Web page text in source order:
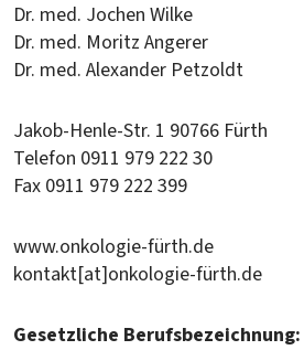
Dr. med. Jochen Wilke
Dr. med. Moritz Angerer
Dr. med. Alexander Petzoldt
Jakob-Henle-Str. 1 90766 Fürth
Telefon 0911 979 222 30
Fax 0911 979 222 399
www.onkologie-fürth.de
kontakt[at]onkologie-fürth.de
Gesetzliche Berufsbezeichnung: